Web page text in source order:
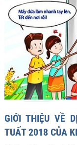
GIỚI THIỆU VỀ
TUẤT 2018 CỦA